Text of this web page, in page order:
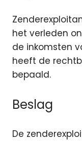
het verleden
de inkomsten
heeft de
bepaald.
Beslag
De